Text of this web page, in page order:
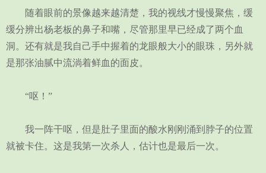
随着眼前的景像越来越清楚，我的视线才慢慢聚焦，缓
缓分辨出杨老板的鼻子和嘴，尽管那里早已经成了两个血
洞。还有就是我自己手中握着的龙眼般大小的眼珠，另外就
是那张油腻中流淌着鲜血的面皮。
“呕！”
我一阵干呕，但是肚子里面的酸水刚刚涌到脖子的位置
就被卡住。这是我第一次杀人，估计也是最后一次。